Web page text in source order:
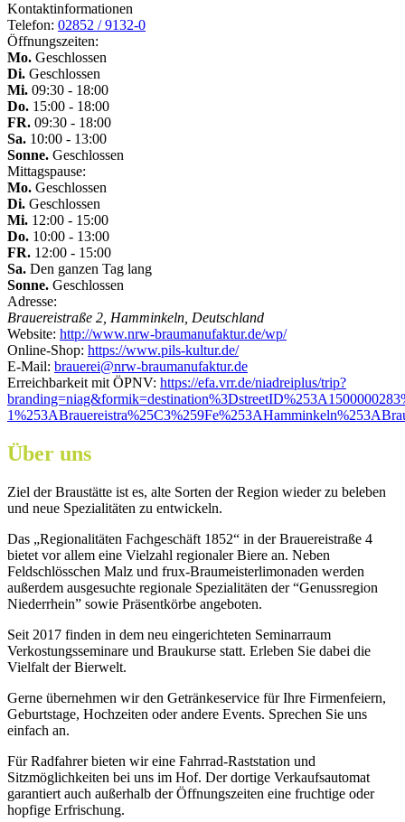
Kontaktinformationen
Telefon: 02852 / 9132-0
Öffnungszeiten:
Mo. Geschlossen
Di. Geschlossen
Mi. 09:30 - 18:00
Do. 15:00 - 18:00
FR. 09:30 - 18:00
Sa. 10:00 - 13:00
Sonne. Geschlossen
Mittagspause:
Mo. Geschlossen
Di. Geschlossen
Mi. 12:00 - 15:00
Do. 10:00 - 13:00
FR. 12:00 - 15:00
Sa. Den ganzen Tag lang
Sonne. Geschlossen
Adresse:
Brauereistraße 2, Hamminkeln, Deutschland
Website: http://www.nrw-braumanufaktur.de/wp/
Online-Shop: https://www.pils-kultur.de/
E-Mail: brauerei@nrw-braumanufaktur.de
Erreichbarkeit mit ÖPNV: https://efa.vrr.de/niadreiplus/trip?
Über uns
Ziel der Braustätte ist es, alte Sorten der Region wieder zu beleben
und neue Spezialitäten zu entwickeln.
Das „Regionalitäten Fachgeschäft 1852“ in der Brauereistraße 4
bietet vor allem eine Vielzahl regionaler Biere an. Neben
Feldschlösschen Malz und frux-Braumeisterlimonaden werden
außerdem ausgesuchte regionale Spezialitäten der “Genussregion
Niederrhein” sowie Präsentkörbe angeboten.
Seit 2017 finden in dem neu eingerichteten Seminarraum
Verkostungsseminare und Braukurse statt. Erleben Sie dabei die
Vielfalt der Bierwelt.
Gerne übernehmen wir den Getränkeservice für Ihre Firmenfeiern,
Geburtstage, Hochzeiten oder andere Events. Sprechen Sie uns
einfach an.
Für Radfahrer bieten wir eine Fahrrad-Raststation und
Sitzmöglichkeiten bei uns im Hof. Der dortige Verkaufsautomat
garantiert auch außerhalb der Öffnungszeiten eine fruchtige oder
hopfige Erfrischung.